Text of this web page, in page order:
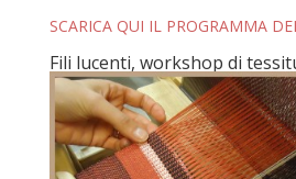
SCARICA QUI IL PROGRAMMA
Fili lucenti, workshop di